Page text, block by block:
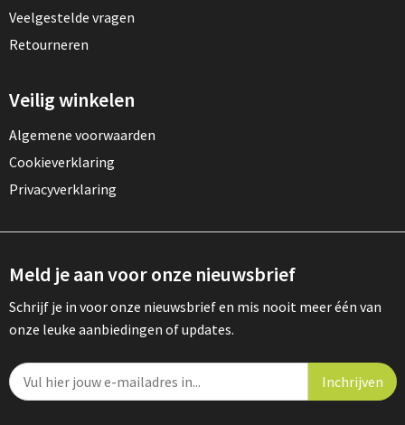
Veelgestelde vragen
Retourneren
Veilig winkelen
Algemene voorwaarden
Cookieverklaring
Privacyverklaring
Meld je aan voor onze nieuwsbrief
Schrijf je in voor onze nieuwsbrief en mis nooit meer één van
onze leuke aanbiedingen of updates.